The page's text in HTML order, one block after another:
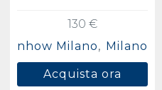
130 €
nhow Milano
Milano
Acquista ora